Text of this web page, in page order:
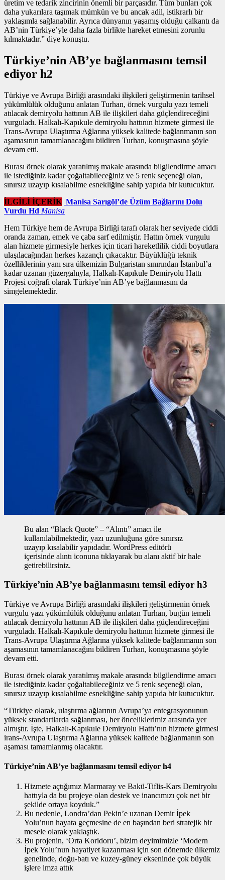
üretim ve tedarik zincirinin önemli bir parçasıdır. Tüm bunları çok
daha yukarılara taşımak mümkün ve bu ancak adil, istikrarlı bir
yaklaşımla sağlanabilir. Ayrıca dünyanın yaşamış olduğu çalkantı da
AB’nin Türkiye’yle daha fazla birlikte hareket etmesini zorunlu
kılmaktadır.” diye konuştu.
Türkiye’nin AB’ye bağlanmasını temsil
ediyor h2
Türkiye ve Avrupa Birliği arasındaki ilişkileri geliştirmenin tarihsel
yükümlülük olduğunu anlatan Turhan, örnek vurgulu yazı temeli
atılacak demiryolu hattının AB ile ilişkileri daha güçlendireceğini
vurguladı. Halkalı-Kapıkule demiryolu hattının hizmete girmesi ile
Trans-Avrupa Ulaştırma Ağlarına yüksek kalitede bağlanmanın son
aşamasının tamamlanacağını bildiren Turhan, konuşmasına şöyle
devam etti.
Burası örnek olarak yaratılmış makale arasında bilgilendirme amacı
ile istediğiniz kadar çoğaltabileceğiniz ve 5 renk seçeneği olan,
sınırsız uzayıp kısalabilme esnekliğine sahip yapıda bir kutucuktur.
İLGİLİ İÇERİK Manisa Sarıgöl’de Üzüm Bağlarını Dolu
Vurdu Hd Manisa
Hem Türkiye hem de Avrupa Birliği tarafı olarak her seviyede ciddi
oranda zaman, emek ve çaba sarf edilmiştir. Hattın örnek vurgulu
alan hizmete girmesiyle herkes için ticari hareketlilik ciddi boyutlara
ulaşılacağından herkes kazançlı çıkacaktır. Büyüklüğü teknik
özelliklerinin yanı sıra ülkemizin Bulgaristan sınırından İstanbul’a
kadar uzanan güzergahıyla, Halkalı-Kapıkule Demiryolu Hattı
Projesi coğrafi olarak Türkiye’nin AB’ye bağlanmasını da
simgelemektedir.
Bu alan “Black Quote” – “Alıntı” amacı ile
kullanılabilmektedir, yazı uzunluğuna göre sınırsız
uzayıp kısalabilir yapıdadır. WordPress editörü
içerisinde alıntı iconuna tıklayarak bu alanı aktif bir hale
getirebilirsiniz.
Türkiye’nin AB’ye bağlanmasını temsil ediyor h3
Türkiye ve Avrupa Birliği arasındaki ilişkileri geliştirmenin örnek
vurgulu yazı yükümlülük olduğunu anlatan Turhan, bugün temeli
atılacak demiryolu hattının AB ile ilişkileri daha güçlendireceğini
vurguladı. Halkalı-Kapıkule demiryolu hattının hizmete girmesi ile
Trans-Avrupa Ulaştırma Ağlarına yüksek kalitede bağlanmanın son
aşamasının tamamlanacağını bildiren Turhan, konuşmasına şöyle
devam etti.
Burası örnek olarak yaratılmış makale arasında bilgilendirme amacı
ile istediğiniz kadar çoğaltabileceğiniz ve 5 renk seçeneği olan,
sınırsız uzayıp kısalabilme esnekliğine sahip yapıda bir kutucuktur.
“Türkiye olarak, ulaştırma ağlarının Avrupa’ya entegrasyonunun
yüksek standartlarda sağlanması, her önceliklerimiz arasında yer
almıştır. İşte, Halkalı-Kapıkule Demiryolu Hattı’nın hizmete girmesi
irans-Avrupa Ulaştırma Ağlarına yüksek kalitede bağlanmanın son
aşaması tamamlanmış olacaktır.
Türkiye’nin AB’ye bağlanmasını temsil ediyor h4
Hizmete açtığımız Marmaray ve Bakü-Tiflis-Kars Demiryolu
hattıyla da bu projeye olan destek ve inancımızı çok net bir
şekilde ortaya koyduk.”
Bu nedenle, Londra’dan Pekin’e uzanan Demir İpek
Yolu’nun hayata geçmesine de en başından beri stratejik bir
mesele olarak yaklaştık.
Bu projenin, ‘Orta Koridoru’, bizim deyimimizle ‘Modern
İpek Yolu’nun hayatiyet kazanması için son dönemde ülkemiz
genelinde, doğu-batı ve kuzey-güney ekseninde çok büyük
işlere imza attık